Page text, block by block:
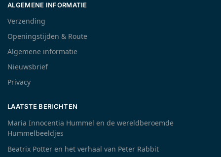
ALGEMENE INFORMATIE
Verzending
Openingstijden & Route
Algemene informatie
Nieuwsbrief
Privacy
LAATSTE BERICHTEN
Maria Innocentia Hummel en de wereldberoemde
Hummelbeeldjes
Beatrix Potter en het verhaal van Peter Rabbit